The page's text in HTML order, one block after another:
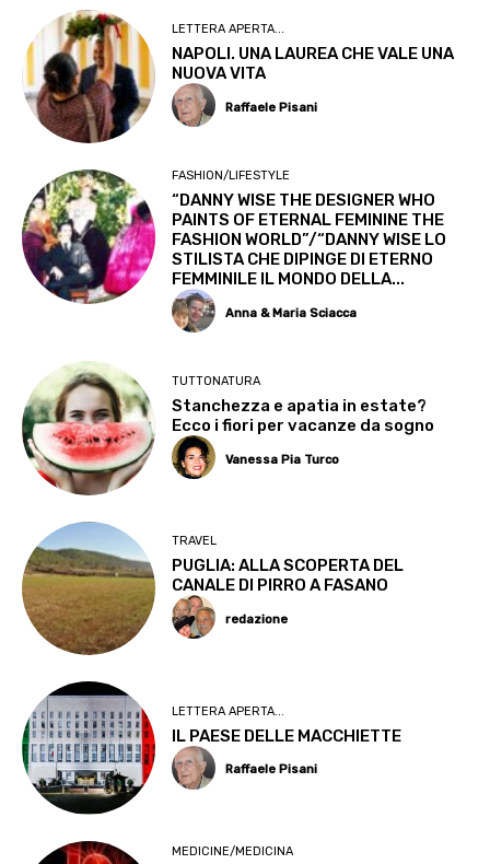
LETTERA APERTA...
NAPOLI. UNA LAUREA CHE VALE UNA
NUOVA VITA
Raffaele Pisani
FASHION/LIFESTYLE
“DANNY WISE THE DESIGNER WHO
PAINTS OF ETERNAL FEMININE THE
FASHION WORLD”/“DANNY WISE LO
STILISTA CHE DIPINGE DI ETERNO
FEMMINILE IL MONDO DELLA...
Anna & Maria Sciacca
TUTTONATURA
Stanchezza e apatia in estate?
Ecco i fiori per vacanze da sogno
Vanessa Pia Turco
TRAVEL
PUGLIA: ALLA SCOPERTA DEL
CANALE DI PIRRO A FASANO
redazione
LETTERA APERTA...
IL PAESE DELLE MACCHIETTE
Raffaele Pisani
MEDICINE/MEDICINA